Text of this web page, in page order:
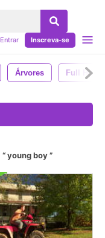
Entrar Inscreva-se
Árvores Full Hd
young boy